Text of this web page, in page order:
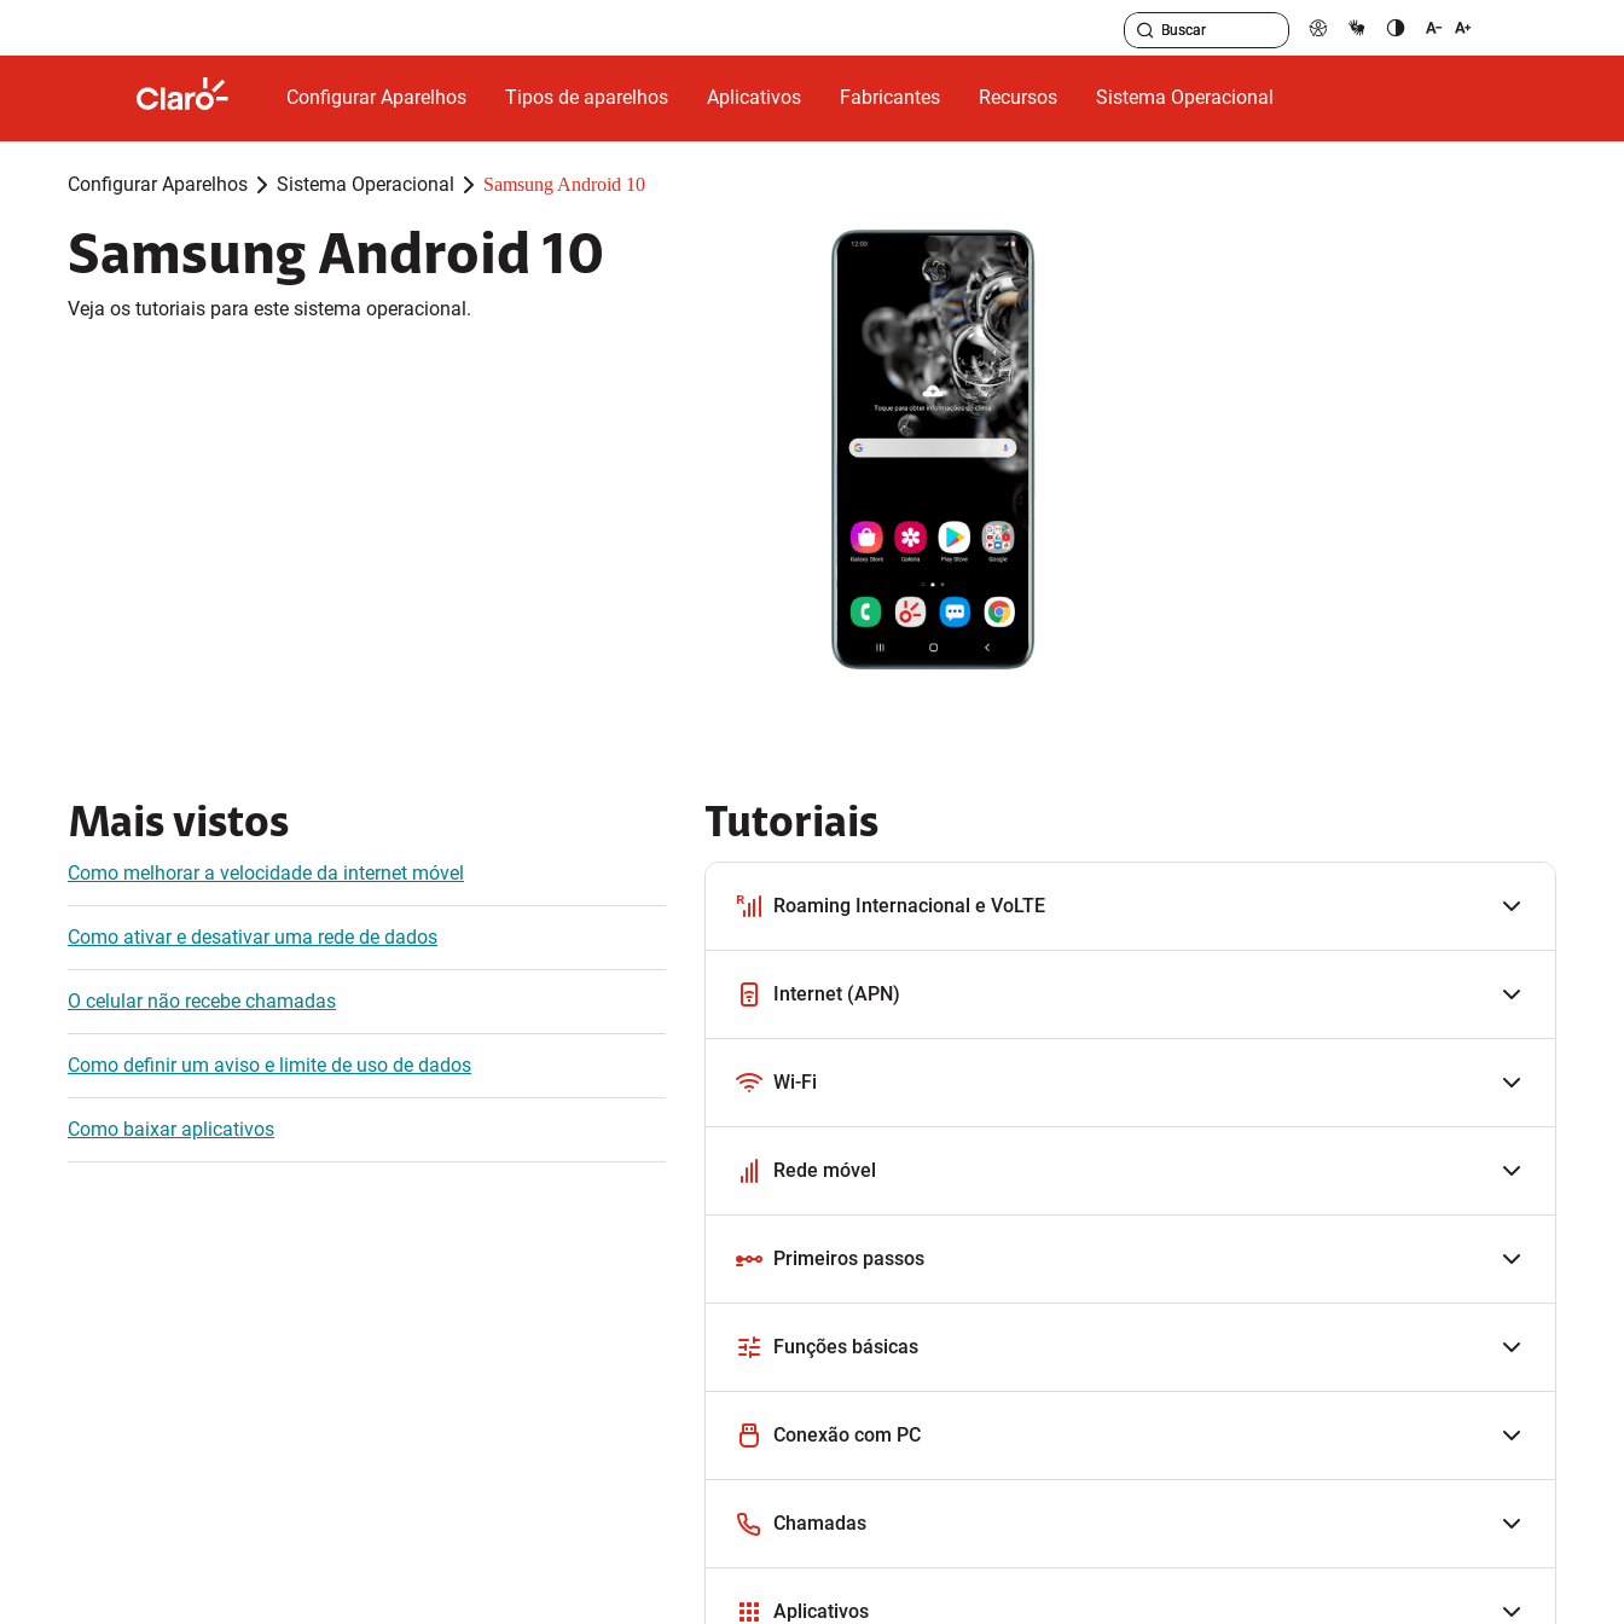
Configurar Aparelhos Tipos de aparelhos Aplicativos Fabricantes Recursos Sistema Operacional
Configurar Aparelhos Sistema Operacional Samsung Android 10
Samsung Android 10
Veja os tutoriais para este sistema operacional.
Mais vistos
Como melhorar a velocidade da internet móvel
Como ativar e desativar uma rede de dados
O celular não recebe chamadas
Como definir um aviso e limite de uso de dados
Como baixar aplicativos
Tutoriais
Roaming Internacional e VoLTE
Internet (APN)
Wi-Fi
Rede móvel
Primeiros passos
Funções básicas
Conexão com PC
Chamadas
Aplicativos